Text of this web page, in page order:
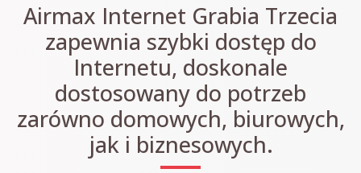
Airmax Internet Grabia Trzecia
zapewnia szybki dostęp do
Internetu, doskonale
dostosowany do potrzeb
zarówno domowych, biurowych,
jak i biznesowych.